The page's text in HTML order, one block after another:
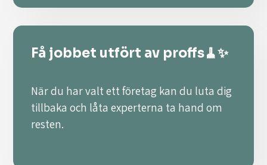
Få jobbet utfört av proffs🧹✨
När du har valt ett företag kan du luta dig
tillbaka och låta experterna ta hand om
resten.